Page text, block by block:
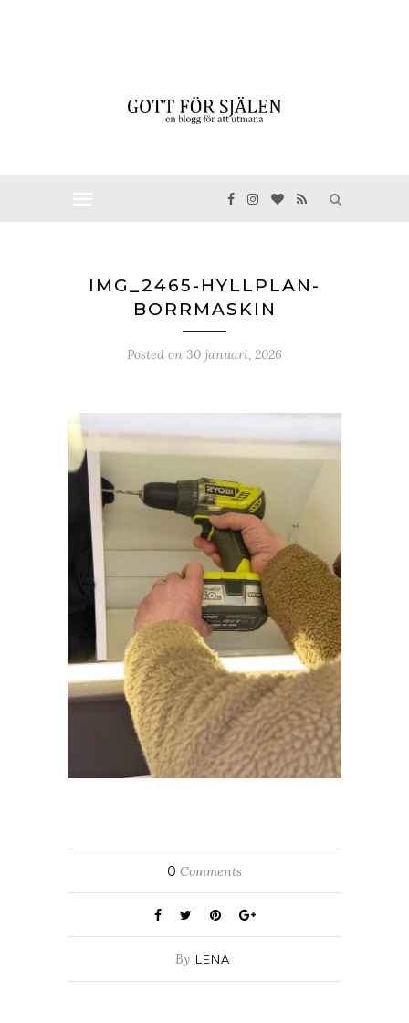
IMG_2465-HYLLPLAN-
BORRMASKIN
Posted on 30 januari, 2026
0 Comments
By LENA